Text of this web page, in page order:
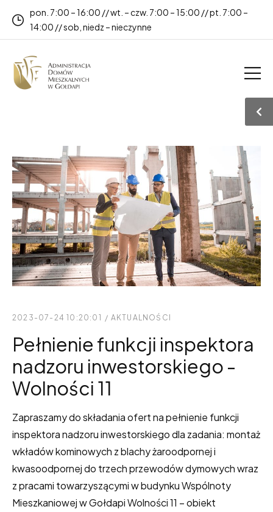
pon. 7:00 – 16:00 // wt. – czw. 7:00 – 15:00 // pt. 7:00 –
14:00 // sob, niedz – nieczynne
2023-07-24 10:20:01 / AKTUALNOŚCI
Pełnienie funkcji inspektora
nadzoru inwestorskiego -
Wolności 11
Zapraszamy do składania ofert na pełnienie funkcji
inspektora nadzoru inwestorskiego dla zadania: montaż
wkładów kominowych z blachy żaroodpornej i
kwasoodpornej do trzech przewodów dymowych wraz
z pracami towarzyszącymi w budynku Wspólnoty
Mieszkaniowej w Gołdapi Wolności 11 – obiekt